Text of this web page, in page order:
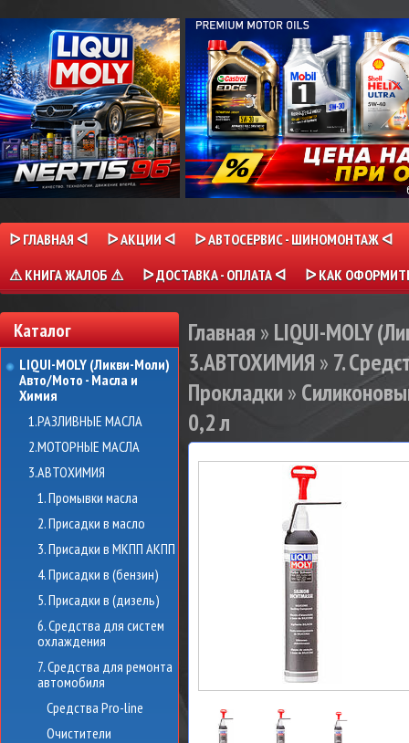
ᐅ ГЛАВНАЯ ᐊ ᐅ АКЦИИ ᐊ
ᐅ АВТОСЕРВИС - ШИНОМОНТАЖ ᐊ
⚠ КНИГА ЖАЛОБ ⚠
ᐅ ДОСТАВКА - ОПЛАТА ᐊ ᐅ КАК
Каталог
LIQUI-MOLY (Ликви-Моли)
Авто/Мото - Масла и
Химия
1.РАЗЛИВНЫЕ МАСЛА
2.МОТОРНЫЕ МАСЛА
3.АВТОХИМИЯ
1. Промывки масла
2. Присадки в масло
3. Присадки в МКПП АКПП
4. Присадки в (бензин)
5. Присадки в (дизель)
6. Средства для систем
охлаждения
7. Средства для ремонта
автомобиля
Средства Pro-line
Очистители
Главная » LIQUI-MOLY
3.АВТОХИМИЯ » 7.
Прокладки »
0,2 л